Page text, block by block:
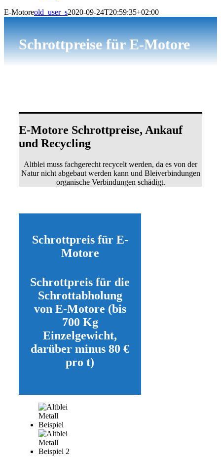
E-Motoreold_user_s2020-09-24T20:59:35+02:00
Schrottpreise für E-Motore
E-Motore Schrottpreise, Ankauf
und Recycling
Altblei muss fachgerecht recycelt werden, da es von der
Natur nicht abgebaut werden kann und Bleiverbindungen
organische Verbindungen schädigt.
Schrottpreis für E-
Motore
Schrottpreis für die
Schrottabholung
von E-Motore (bis
700 Kg
Einzelgewicht,
darüber minus 80 €
pro t)